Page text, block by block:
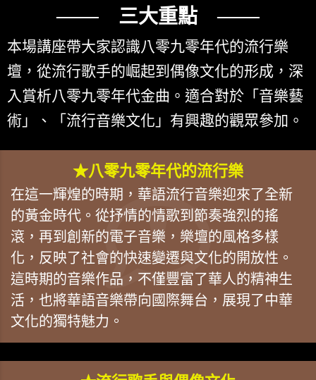
─── 三大重點 ───
本場講座帶大家認識八零九零年代的流行樂
壇，從流行歌手的崛起到偶像文化的形成，深
入賞析八零九零年代金曲。適合對於「音樂藝
術」、「流行音樂文化」有興趣的觀眾參加。
★八零九零年代的流行樂
在這一輝煌的時期，華語流行音樂迎來了全新
的黃金時代。從抒情的情歌到節奏強烈的搖
滾，再到創新的電子音樂，樂壇的風格多樣
化，反映了社會的快速變遷與文化的開放性。
這時期的音樂作品，不僅豐富了華人的精神生
活，也將華語音樂帶向國際舞台，展現了中華
文化的獨特魅力。